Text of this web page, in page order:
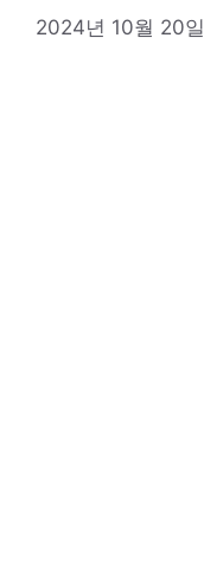
2024년 10월 20일